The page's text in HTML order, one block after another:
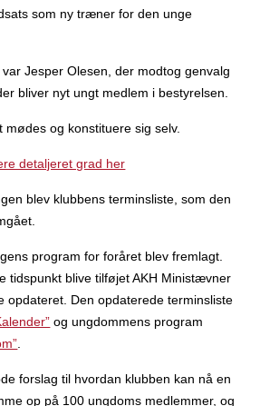
som ny træner for den unge
Jesper Olesen, der modtog genvalg
bliver nyt ungt medlem i bestyrelsen.
mødes og konstituere sig selv.
detaljeret grad her
blev klubbens terminsliste, som den
program for foråret blev fremlagt.
tidspunkt blive tilføjet AKH Ministævner
opdateret. Den opdaterede terminsliste
og ungdommens program
forslag til hvordan klubben kan nå en
op på 100 ungdoms medlemmer, og